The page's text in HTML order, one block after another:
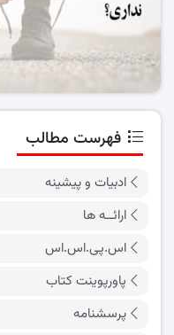
فهرست مطالب
ادبیات و پیشینه
ارائــه ها
اس.پی.اس.اس
پاورپوینت کتاب
پرسشنامه